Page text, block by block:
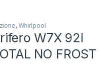
, Whirlpool
W7X 92I
NO FROST